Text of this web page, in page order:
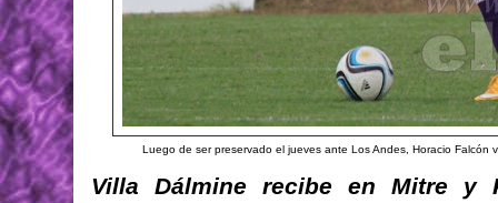
Luego de ser preservado el jueves ante Los Andes, Horacio
Villa Dálmine recibe en Mitre y